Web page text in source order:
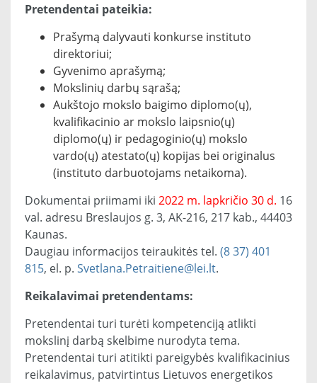
Pretendentai pateikia:
Prašymą dalyvauti konkurse instituto
direktoriui;
Gyvenimo aprašymą;
Mokslinių darbų sąrašą;
Aukštojo mokslo baigimo diplomo(ų),
kvalifikacinio ar mokslo laipsnio(ų)
diplomo(ų) ir pedagoginio(ų) mokslo
vardo(ų) atestato(ų) kopijas bei originalus
(instituto darbuotojams netaikoma).
Dokumentai priimami iki 2022 m. lapkričio 30 d. 16
val. adresu Breslaujos g. 3, AK-216, 217 kab., 44403
Kaunas.
Daugiau informacijos teiraukitės tel. (8 37) 401
815, el. p. Svetlana.Petraitiene@lei.lt.
Reikalavimai pretendentams:
Pretendentai turi turėti kompetenciją atlikti
mokslinį darbą skelbime nurodyta tema.
Pretendentai turi atitikti pareigybės kvalifikacinius
reikalavimus, patvirtintus Lietuvos energetikos